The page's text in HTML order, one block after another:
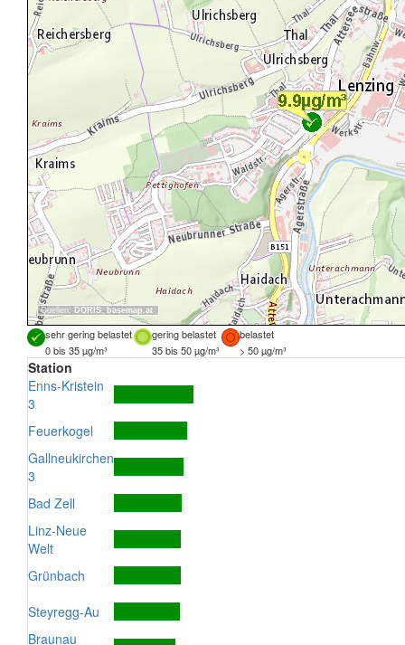
Quellen: DORIS, basemap.at
sehr gering belastet gering belastet
belastet
0 bis 35 µg/m³
35 bis 50 µg/m³ > 50 µg/m³
Station
Enns-Kristein
3
Feuerkogel
Gallneukirchen
3
Bad Zell
Linz-Neue
Welt
Grünbach
Steyregg-Au
Braunau